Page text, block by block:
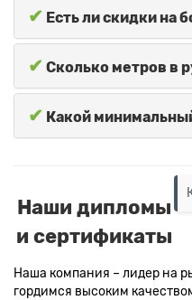
✔ Есть ли скидки на
✔ Сколько метров в
✔ Какой
Наши дипломы
и сертификаты
Наша компания – лидер на
гордимся высоким